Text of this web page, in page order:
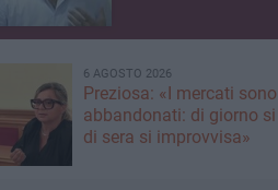
6 AGOSTO 2026
Preziosa: «I mercati sono
abbandonati: di giorno si
di sera si improvvisa»